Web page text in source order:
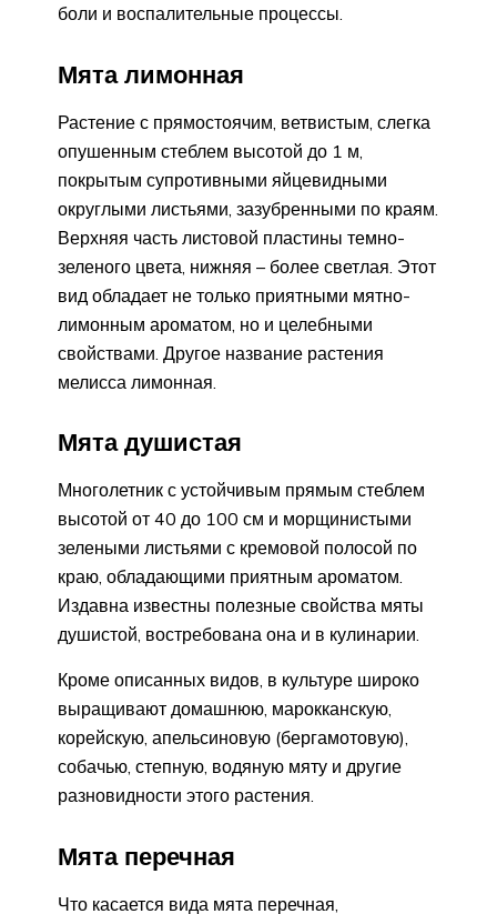
боли и воспалительные процессы.
Мята лимонная
Растение с прямостоячим, ветвистым, слегка
опушенным стеблем высотой до 1 м,
покрытым супротивными яйцевидными
округлыми листьями, зазубренными по краям.
Верхняя часть листовой пластины темно-
зеленого цвета, нижняя – более светлая. Этот
вид обладает не только приятными мятно-
лимонным ароматом, но и целебными
свойствами. Другое название растения
мелисса лимонная.
Мята душистая
Многолетник с устойчивым прямым стеблем
высотой от 40 до 100 см и морщинистыми
зелеными листьями с кремовой полосой по
краю, обладающими приятным ароматом.
Издавна известны полезные свойства мяты
душистой, востребована она и в кулинарии.
Кроме описанных видов, в культуре широко
выращивают домашнюю, марокканскую,
корейскую, апельсиновую (бергамотовую),
собачью, степную, водяную мяту и другие
разновидности этого растения.
Мята перечная
Что касается вида мята перечная,